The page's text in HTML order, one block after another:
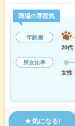
職場の雰囲気
年齢層
20代
男女比率
女性
気になる!